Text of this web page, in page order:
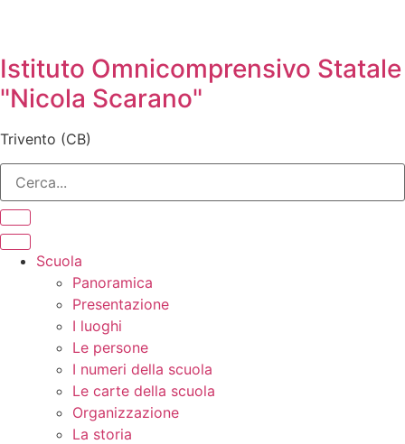
Istituto Omnicomprensivo Statale
"Nicola Scarano"
Trivento (CB)
Scuola
Panoramica
Presentazione
I luoghi
Le persone
I numeri della scuola
Le carte della scuola
Organizzazione
La storia